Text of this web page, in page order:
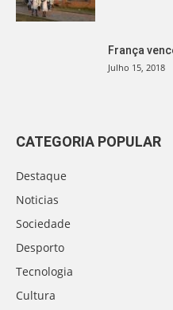
França
Julho 15, 2018
CATEGORIA POPULAR
Destaque
Noticias
Sociedade
Desporto
Tecnologia
Cultura